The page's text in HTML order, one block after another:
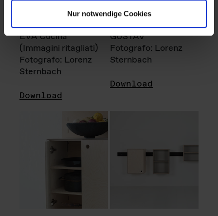
Nur notwendige Cookies
EVA Cucina
(Immagini ritagliati)
Fotografo: Lorenz
Sternbach
Download
GUSTAV
Fotografo: Lorenz
Sternbach
Download